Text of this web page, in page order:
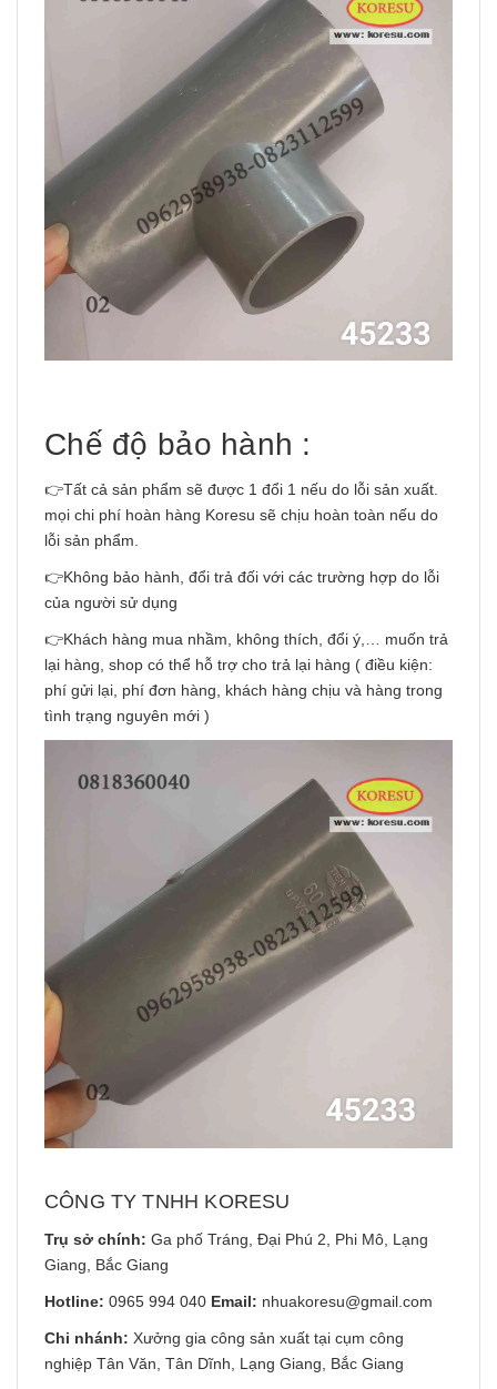
Chế độ bảo hành :
👉Tất cả sản phẩm sẽ được 1 đổi 1 nếu do lỗi sản xuất.
mọi chi phí hoàn hàng Koresu sẽ chịu hoàn toàn nếu do
lỗi sản phẩm.
👉Không bảo hành, đổi trả đối với các trường hợp do lỗi
của người sử dụng
👉Khách hàng mua nhầm, không thích, đổi ý,… muốn trả
lại hàng, shop có thể hỗ trợ cho trả lại hàng ( điều kiện:
phí gửi lại, phí đơn hàng, khách hàng chịu và hàng trong
tình trạng nguyên mới )
CÔNG TY TNHH KORESU
Trụ sở chính: Ga phố Tráng, Đại Phú 2, Phi Mô, Lạng
Giang, Bắc Giang
Hotline: 0965 994 040 Email: nhuakoresu@gmail.com
Chi nhánh: Xưởng gia công sản xuất tại cụm công
nghiệp Tân Văn, Tân Dĩnh, Lạng Giang, Bắc Giang